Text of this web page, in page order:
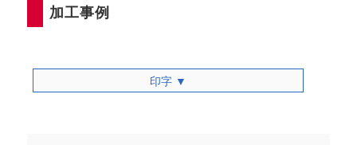
加工事例
印字 ▼